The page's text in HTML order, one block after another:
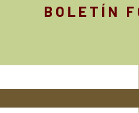
B O L E T Í N F